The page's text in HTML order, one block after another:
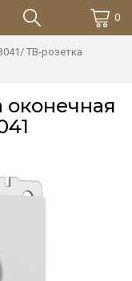
0
ТВ-розетка
оконечная